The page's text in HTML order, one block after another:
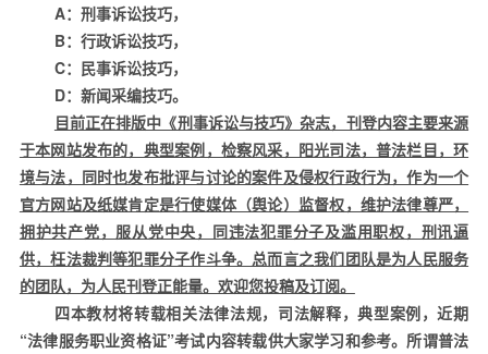
A：刑事诉讼技巧，
B：行政诉讼技巧，
C：民事诉讼技巧，
D：新闻采编技巧。
目前正在排版中《刑事诉讼与技巧》杂志，刊登内容主要来源
于本网站发布的，典型案例，检察风采，阳光司法，普法栏目，环
境与法，同时也发布批评与讨论的案件及侵权行政行为，作为一个
官方网站及纸媒肯定是行使媒体（舆论）监督权，维护法律尊严，
拥护共产党，服从党中央，同违法犯罪分子及滥用职权，刑讯逼
供，枉法裁判等犯罪分子作斗争。总而言之我们团队是为人民服务
的团队，为人民刊登正能量。欢迎您投稿及订阅。
四本教材将转载相关法律法规，司法解释，典型案例，近期
“法律服务职业资格证”考试内容转载供大家学习和参考。所谓普法